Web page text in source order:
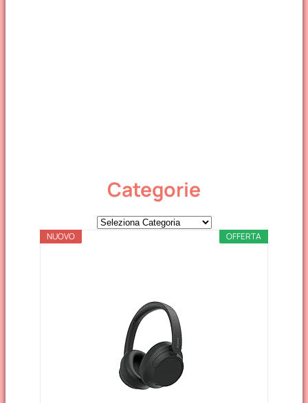
Categorie
C
OFFERTA
NUOVO